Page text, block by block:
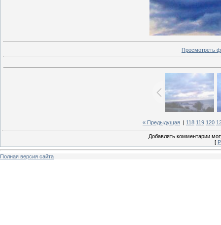
Просмотреть
« Предыдущая 118 119 120
Добавлять комментарии
[
Полная версия сайта